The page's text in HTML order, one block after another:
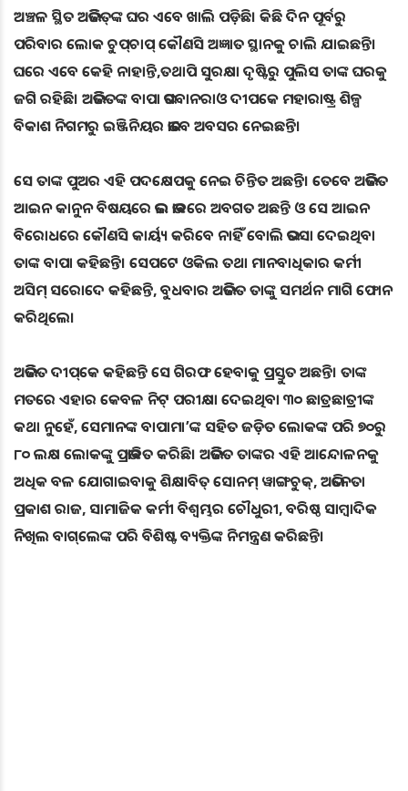
ଅଞ୍ଚଳ ସ୍ଥିତ ଅଭିଜିତ୍‌ଙ୍କ ଘର ଏବେ ଖାଲି ପଡ଼ିଛି। କିଛି ଦିନ ପୂର୍ବରୁ
ପରିବାର ଲୋକ ଚୁପ୍‌ଚାପ୍‌ କୌଣସି ଅଜ୍ଞାତ ସ୍ଥାନକୁ ଚାଲି ଯାଇଛନ୍ତି।
ଘରେ ଏବେ କେହି ନାହାନ୍ତି,ତଥାପି ସୁରକ୍ଷା ଦୃଷ୍ଟିରୁ ପୁଲିସ ତାଙ୍କ ଘରକୁ
ଜଗି ରହିଛି। ଅଭିଜିତଙ୍କ ବାପା ଭଗବାନରାଓ ଦୀପକେ ମହାରାଷ୍ଟ୍ର ଶିଳ୍ପ
ବିକାଶ ନିଗମରୁ ଇଞ୍ଜିନିୟର ଭାବେ ଅବସର ନେଇଛନ୍ତି।
ସେ ତାଙ୍କ ପୁଅର ଏହି ପଦକ୍ଷେପକୁ ନେଇ ଚିନ୍ତିତ ଅଛନ୍ତି। ତେବେ ଅଭିଜିତ
ଆଇନ କାନୁନ ବିଷୟରେ ଭଲ ଭାବରେ ଅବଗତ ଅଛନ୍ତି ଓ ସେ ଆଇନ
ବିରୋଧରେ କୌଣସି କାର୍ୟ୍ୟ କରିବେ ନାହିଁ ବୋଲି ଭରସା ଦେଇଥିବା
ତାଙ୍କ ବାପା କହିଛନ୍ତି। ସେପଟେ ଓକିଲ ତଥା ମାନବାଧିକାର କର୍ମୀ
ଅସିମ୍‌ ସରୋଦେ କହିଛନ୍ତି, ବୁଧବାର ଅଭିଜିତ ତାଙ୍କୁ ସମର୍ଥନ ମାଗି ଫୋନ
କରିଥିଲେ।
ଅଭିଜିତ ଦୀପ୍‌କେ କହିଛନ୍ତି ସେ ଗିରଫ ହେବାକୁ ପ୍ରସ୍ତୁତ ଅଛନ୍ତି। ତାଙ୍କ
ମତରେ ଏହାର କେବଳ ନିଟ୍‌ ପରୀକ୍ଷା ଦେଇଥିବା ୩୦ ଛାତ୍ରଛାତ୍ରୀଙ୍କ
କଥା ନୁହେଁ, ସେମାନଙ୍କ ବାପାମା’ଙ୍କ ସହିତ ଜଡ଼ିତ ଲୋକଙ୍କ ପରି ୭୦ରୁ
୮୦ ଲକ୍ଷ ଲୋକଙ୍କୁ ପ୍ରଭାବିତ କରିଛି। ଅଭିଜିତ ତାଙ୍କର ଏହି ଆନ୍ଦୋଳନକୁ
ଅଧିକ ବଳ ଯୋଗାଇବାକୁ ଶିକ୍ଷାବିତ୍‌ ସୋନମ୍‌ ୱାଙ୍ଗଚୁକ୍‌, ଅଭିନେତା
ପ୍ରକାଶ ରାଜ, ସାମାଜିକ କର୍ମୀ ବିଶ୍ବମ୍ଭର ଚୌଧୁରୀ, ବରିଷ୍ଠ ସାମ୍ବାଦିକ
ନିଖିଲ ବାଗ୍‌ଲେଙ୍କ ପରି ବିଶିଷ୍ଟ ବ୍ୟକ୍ତିଙ୍କ ନିମନ୍ତ୍ରଣ କରିଛନ୍ତି।